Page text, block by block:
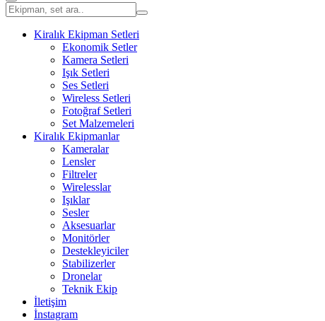
Kiralık Ekipman Setleri
Ekonomik Setler
Kamera Setleri
Işık Setleri
Ses Setleri
Wireless Setleri
Fotoğraf Setleri
Set Malzemeleri
Kiralık Ekipmanlar
Kameralar
Lensler
Filtreler
Wirelesslar
Işıklar
Sesler
Aksesuarlar
Monitörler
Destekleyiciler
Stabilizerler
Dronelar
Teknik Ekip
İletişim
İnstagram